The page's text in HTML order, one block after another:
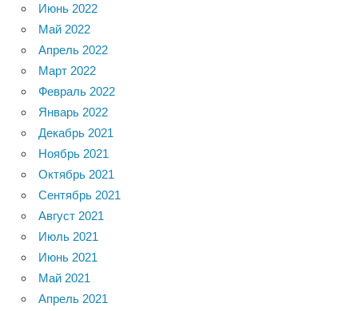
Июнь 2022
Май 2022
Апрель 2022
Март 2022
Февраль 2022
Январь 2022
Декабрь 2021
Ноябрь 2021
Октябрь 2021
Сентябрь 2021
Август 2021
Июль 2021
Июнь 2021
Май 2021
Апрель 2021